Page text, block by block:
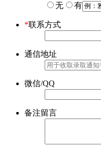
无
有
*联系方式
通信地址
微信/QQ
备注留言